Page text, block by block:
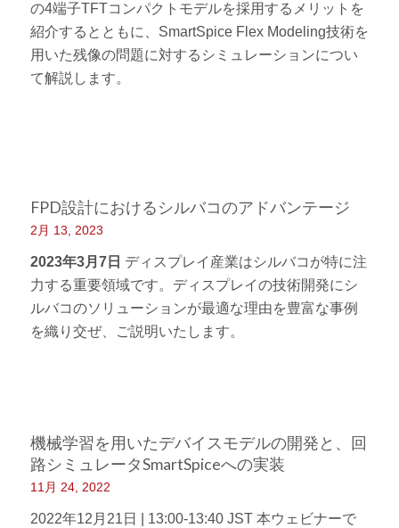
の4端子TFTコンパクトモデルを採用するメリットを
紹介するとともに、SmartSpice Flex Modeling技術を
用いた残像の問題に対するシミュレーションについ
て解説します。
FPD設計におけるシルバコのアドバンテージ
2月 13, 2023
2023年3月7日 ディスプレイ産業はシルバコが特に注
力する重要領域です。ディスプレイの技術開発にシ
ルバコのソリューションが最適な理由を豊富な事例
を織り交ぜ、ご説明いたします。
機械学習を用いたデバイスモデルの開発と、回
路シミュレータSmartSpiceへの実装
11月 24, 2022
2022年12月21日 | 13:00-13:40 JST 本ウェビナーで